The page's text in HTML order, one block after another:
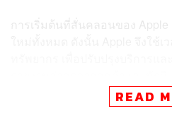
การเริ่มต้นที่สั่นคลอนของ Apple
งาน ความพยายามของยักษ์ใหญ่
READ